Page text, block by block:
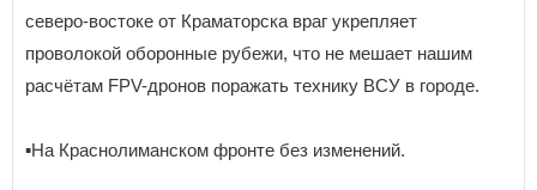
северо-востоке от Краматорска враг укрепляет
проволокой оборонные рубежи, что не мешает нашим
расчётам FPV-дронов поражать технику ВСУ в городе.
▪️На Краснолиманском фронте без изменений.